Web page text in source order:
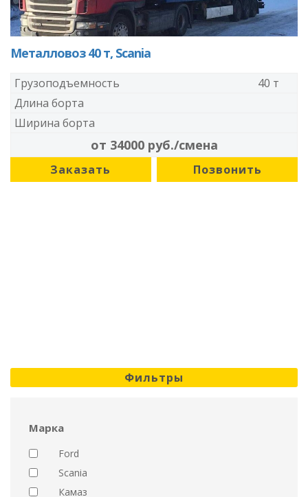
Металловоз 40 т, Scania
Грузоподъемность
40 т
Длина борта
Ширина борта
от 34000 руб./смена
Заказать Позвонить
Фильтры
Марка
Ford
Scania
Камаз